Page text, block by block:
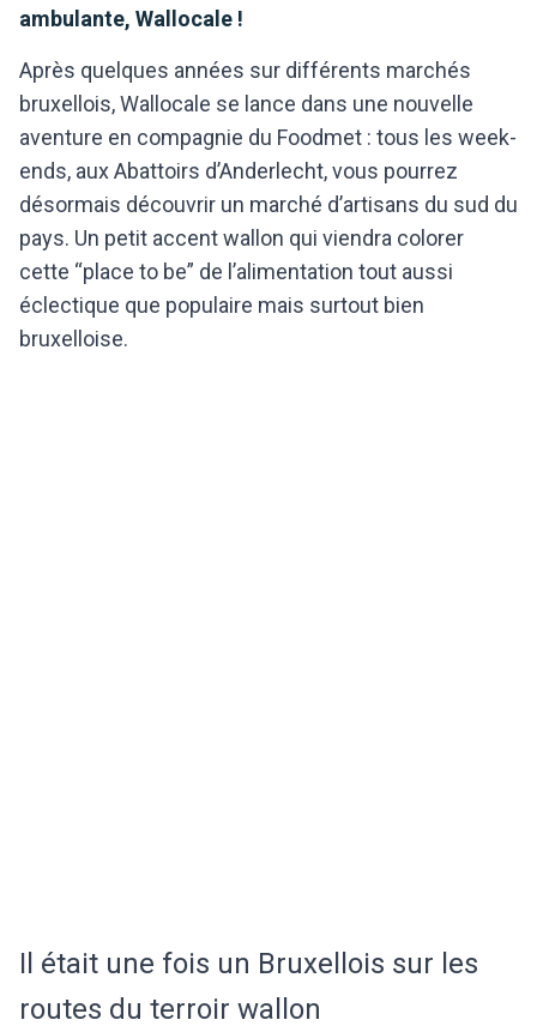
ambulante, Wallocale !
Après quelques années sur différents marchés
bruxellois, Wallocale se lance dans une nouvelle
aventure en compagnie du Foodmet : tous les week-
ends, aux Abattoirs d’Anderlecht, vous pourrez
désormais découvrir un marché d’artisans du sud du
pays. Un petit accent wallon qui viendra colorer
cette “place to be” de l’alimentation tout aussi
éclectique que populaire mais surtout bien
bruxelloise.
Il était une fois un Bruxellois sur les
routes du terroir wallon